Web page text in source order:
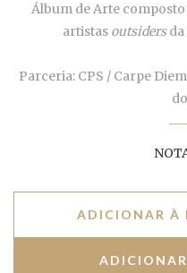
Álbum de Arte composto
artistas outsidersda
Parceria: CPS / Carpe
ADICIONAR À